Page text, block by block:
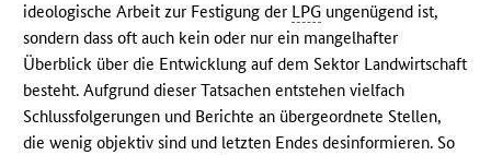
ideologische Arbeit zur Festigung der LPG ungenügend ist,
sondern dass oft auch kein oder nur ein mangelhafter
Überblick über die Entwicklung auf dem Sektor Landwirtschaft
besteht. Aufgrund dieser Tatsachen entstehen vielfach
Schlussfolgerungen und Berichte an übergeordnete Stellen,
die wenig objektiv sind und letzten Endes desinformieren. So